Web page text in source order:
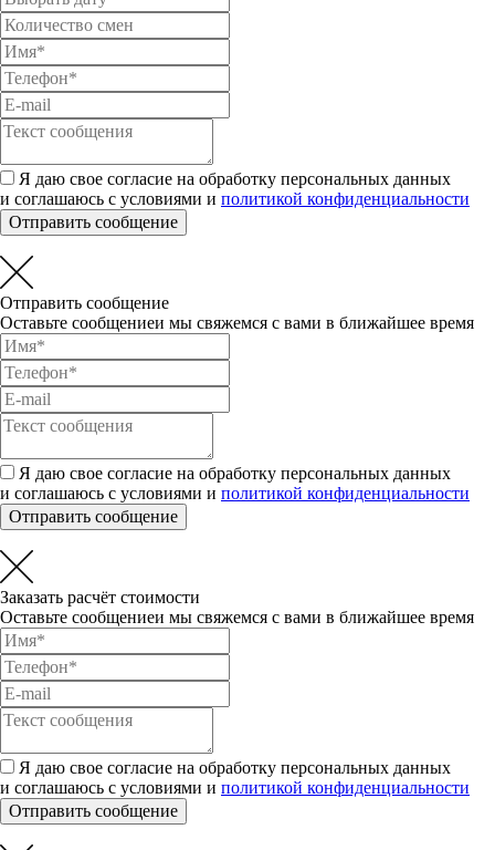
Я даю свое согласие на обработку персональных данных
и соглашаюсь с условиями и политикой конфиденциальности
Отправить сообщение
Отправить сообщение
Оставьте сообщениеи мы свяжемся с вами в ближайшее время
Я даю свое согласие на обработку персональных данных
и соглашаюсь с условиями и политикой конфиденциальности
Отправить сообщение
Заказать расчёт стоимости
Оставьте сообщениеи мы свяжемся с вами в ближайшее время
Я даю свое согласие на обработку персональных данных
и соглашаюсь с условиями и политикой конфиденциальности
Отправить сообщение